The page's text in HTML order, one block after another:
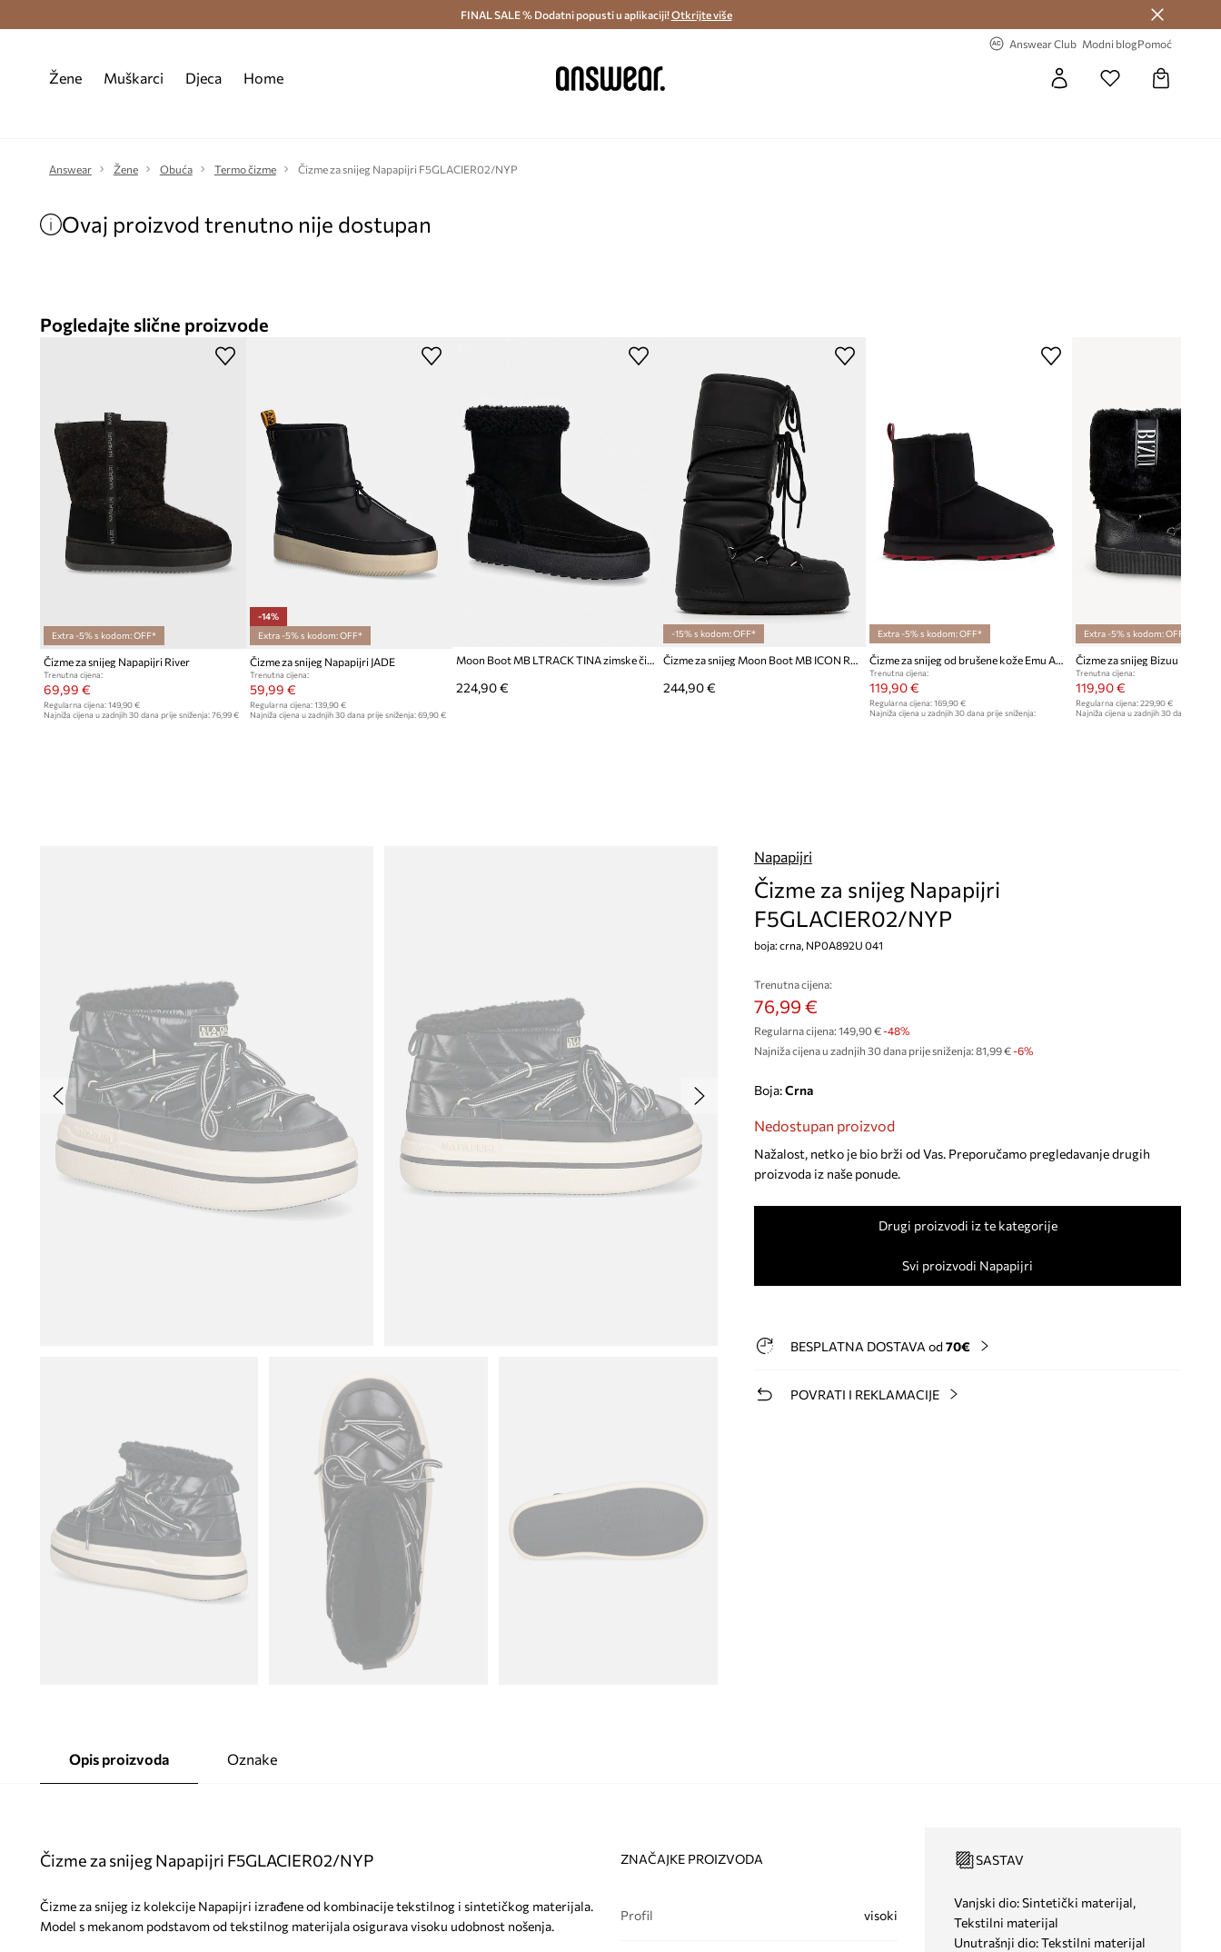
Besplatna dostava i povrat (od 70€) > Dostava u roku 48 sati >
FINAL SALE % Dodatni popusti u aplikaciji!Otkrijte više
Answear Club Modni blogPomoć
Žene Muškarci Djeca Home
Answear Žene Obuća Termo čizme Čizme za snijeg Napapijri F5GLACIER02/NYP
Ovaj proizvod trenutno nije dostupan
Pogledajte slične proizvode
Extra -5% s kodom: OFF*
Čizme za snijeg Napapijri River
Trenutna cijena:
69,99 €
Regularna cijena: 149,90 €
Najniža cijena u zadnjih 30 dana prije sniženja: 76,99 €
-14%
Extra -5% s kodom: OFF*
Čizme za snijeg Napapijri JADE
Trenutna cijena:
59,99 €
Regularna cijena:139,90 €
Najniža cijena u zadnjih 30 dana prije sniženja:69,90 €
Moon Boot MB LTRACK TINA zimske čizme za žene od brušene kože
224,90 €
-15% s kodom: OFF*
Čizme za snijeg Moon Boot MB ICON RUBBER
244,90 €
Extra -5% s kodom: OFF*
Čizme za snijeg od brušene kože Emu Australia Sharky Mini
Trenutna cijena:
119,90 €
Regularna cijena:169,90 €
Najniža cijena u zadnjih 30 dana prije sniženja:
Extra -5% s kodom: OFF*
Čizme za snijeg Bizuu
Trenutna cijena:
119,90 €
Regularna cijena: 229,90 €
Najniža cijena u zadnjih 30 dana prije
Napapijri
Čizme za snijeg Napapijri
F5GLACIER02/NYP
boja: crna, NP0A892U 041
Trenutna cijena:
76,99 €
Regularna cijena: 149,90 €-48%
Najniža cijena u zadnjih 30 dana prije sniženja: 81,99 € -6%
Boja: crna
Nedostupan proizvod
Nažalost, netko je bio brži od Vas. Preporučamo pregledavanje drugih
proizvoda iz naše ponude.
Drugi proizvodi iz te kategorije
Svi proizvodi Napapijri
BESPLATNA DOSTAVA od 70€
POVRATI I REKLAMACIJE
Opis proizvoda Oznake
Čizme za snijeg Napapijri F5GLACIER02/NYP
Čizme za snijeg iz kolekcije Napapijri izrađene od kombinacije tekstilnog i sintetičkog materijala.
Model s mekanom podstavom od tekstilnog materijala osigurava visoku udobnost nošenja.
ZNAČAJKE PROIZVODA
Profil visoki
SASTAV
Vanjski dio: Sintetički materijal,
Tekstilni materijal
Unutrašnji dio: Tekstilni materijal